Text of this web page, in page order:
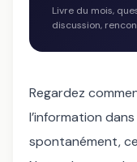
Livre du mois,
discussion,
Regardez
l’information dans
spontanément,